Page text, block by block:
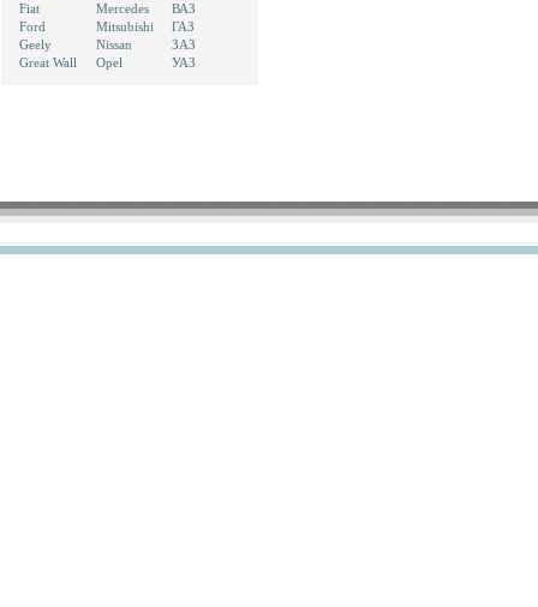
Fiat
Ford
Geely
Great Wall
Mercedes
Mitsubishi
Nissan
Opel
ВАЗ
ГАЗ
ЗАЗ
УАЗ